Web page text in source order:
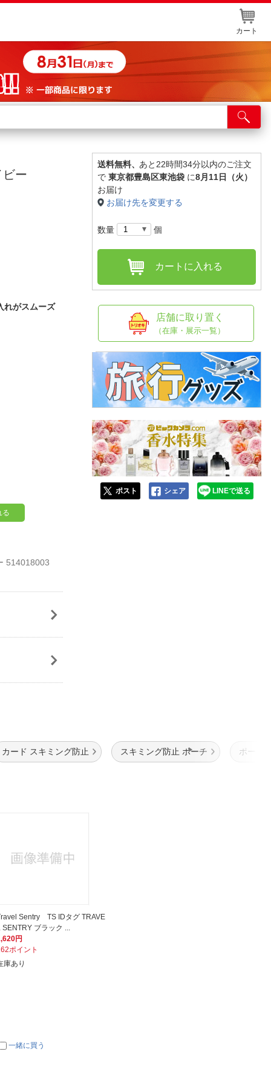
カート
舗サービス
ト取り置き
舗情報・店舗一覧
ー
れがスムーズ
る
514018003
送料無料、 あと22時間34分以内のご注文
で 東京都豊島区東池袋 に8月11日（火）
お届け
お届け先を変更する
数量 個
カートに入れる
店舗に取り置く
（在庫・展示一覧）
ポスト シェア LINEで送る
カード スキミング防止 スキミング防止 ポーチ ポーチ
Sentry TS IDタグ TRAVE
SENTRY ブラック ...
円
ポイント
庫あり
一緒に買う